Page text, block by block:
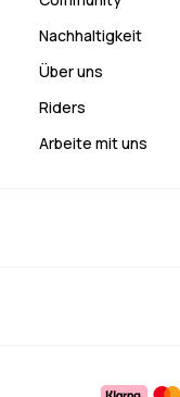
Nachhaltigkeit
Über uns
Riders
Arbeite mit uns